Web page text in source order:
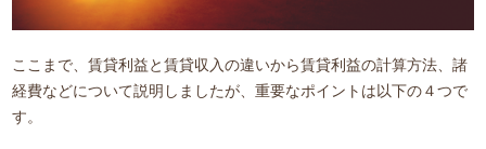
ここまで、賃貸利益と賃貸収入の違いから賃貸利益の計算方法、諸
経費などについて説明しましたが、重要なポイントは以下の４つで
す。